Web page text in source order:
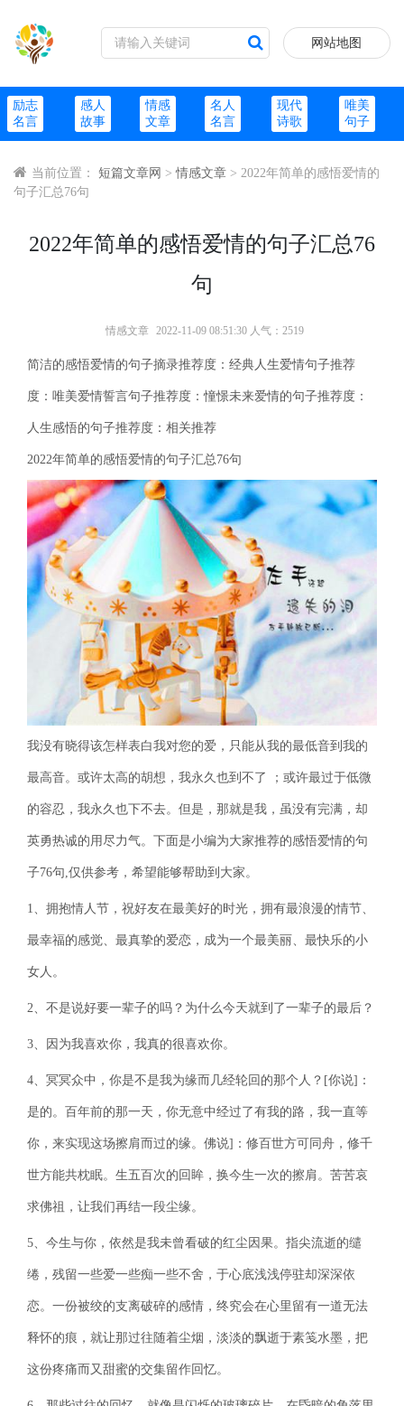
网站地图
励志
名言
感人
故事
情感
文章
名人
名言
现代
诗歌
唯美
句子
当前位置： 短篇文章网 >情感文章 > 2022年简单的感悟爱情的
句子汇总76句
2022年简单的感悟爱情的句子汇总76
句
情感文章 2022-11-09 08:51:30 人气：2519
简洁的感悟爱情的句子摘录推荐度：经典人生爱情句子推荐
度：唯美爱情誓言句子推荐度：憧憬未来爱情的句子推荐度：
人生感悟的句子推荐度：相关推荐
2022年简单的感悟爱情的句子汇总76句
我没有晓得该怎样表白我对您的爱，只能从我的最低音到我的
最高音。或许太高的胡想，我永久也到不了 ；或许最过于低微
的容忍，我永久也下不去。但是，那就是我，虽没有完满，却
英勇热诚的用尽力气。下面是小编为大家推荐的感悟爱情的句
子76句,仅供参考，希望能够帮助到大家。
1、拥抱情人节，祝好友在最美好的时光，拥有最浪漫的情节、
最幸福的感觉、最真挚的爱恋，成为一个最美丽、最快乐的小
女人。
2、不是说好要一辈子的吗？为什么今天就到了一辈子的最后？
3、因为我喜欢你，我真的很喜欢你。
4、冥冥众中，你是不是我为缘而几经轮回的那个人？[你说]：
是的。百年前的那一天，你无意中经过了有我的路，我一直等
你，来实现这场擦肩而过的缘。佛说]：修百世方可同舟，修千
世方能共枕眠。生五百次的回眸，换今生一次的擦肩。苦苦哀
求佛祖，让我们再结一段尘缘。
5、今生与你，依然是我未曾看破的红尘因果。指尖流逝的缱
绻，残留一些爱一些痴一些不舍，于心底浅浅停驻却深深依
恋。一份被绞的支离破碎的感情，终究会在心里留有一道无法
释怀的痕，就让那过往随着尘烟，淡淡的飘逝于素笺水墨，把
这份疼痛而又甜蜜的交集留作回忆。